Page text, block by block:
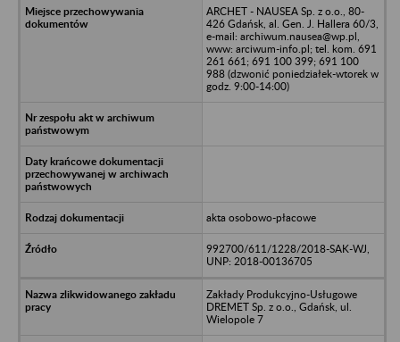
ARCHET - NAUSEA Sp. z o.o., 80-
426 Gdańsk, al. Gen. J. Hallera 60/3,
e-mail: archiwum.nausea@wp.pl,
www: arciwum-info.pl; tel. kom. 691
261 661; 691 100 399; 691 100
988 (dzwonić poniedziałek-wtorek w
godz. 9:00-14:00)
akta osobowo-płacowe
992700/611/1228/2018-SAK-WJ,
UNP: 2018-00136705
Zakłady Produkcyjno-Usługowe
DREMET Sp. z o.o., Gdańsk, ul.
Wielopole 7